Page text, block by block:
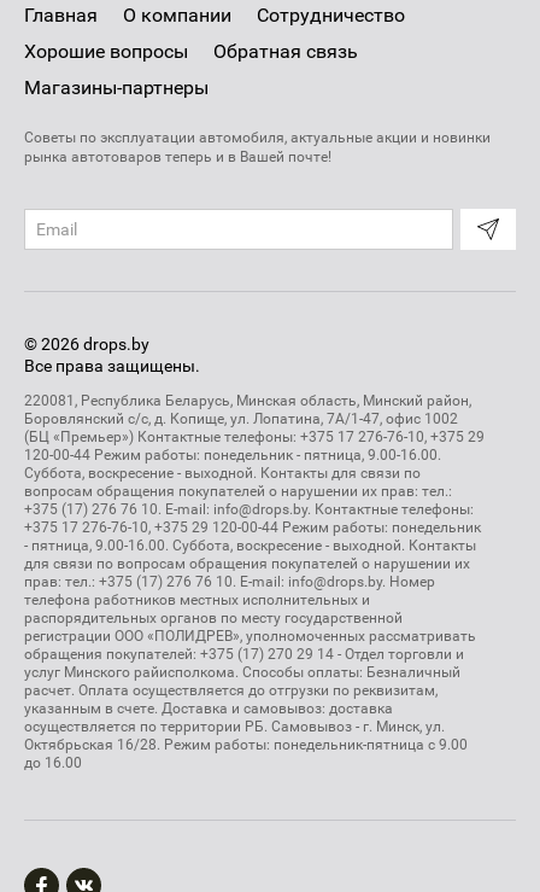
Главная О компании
Сотрудничество
Хорошие вопросы
Обратная связь
Магазины-партнеры
Советы по эксплуатации автомобиля, актуальные акции и новинки
рынка автотоваров теперь и в Вашей почте!
© 2026 drops.by
Все права защищены.
220081, Республика Беларусь, Минская область, Минский район,
Боровлянский с/с, д. Копище, ул. Лопатина, 7А/1-47, офис 1002
(БЦ «Премьер») Контактные телефоны: +375 17 276-76-10, +375 29
120-00-44 Режим работы: понедельник - пятница, 9.00-16.00.
Суббота, воскресение - выходной. Контакты для связи по
вопросам обращения покупателей о нарушении их прав: тел.:
+375 (17) 276 76 10. E-mail: info@drops.by. Контактные телефоны:
+375 17 276-76-10, +375 29 120-00-44 Режим работы: понедельник
- пятница, 9.00-16.00. Суббота, воскресение - выходной. Контакты
для связи по вопросам обращения покупателей о нарушении их
прав: тел.: +375 (17) 276 76 10. E-mail: info@drops.by. Номер
телефона работников местных исполнительных и
распорядительных органов по месту государственной
регистрации ООО «ПОЛИДРЕВ», уполномоченных рассматривать
обращения покупателей: +375 (17) 270 29 14 - Отдел торговли и
услуг Минского райисполкома. Способы оплаты: Безналичный
расчет. Оплата осуществляется до отгрузки по реквизитам,
указанным в счете. Доставка и самовывоз: доставка
осуществляется по территории РБ. Самовывоз - г. Минск, ул.
Октябрьская 16/28. Режим работы: понедельник-пятница с 9.00
до 16.00